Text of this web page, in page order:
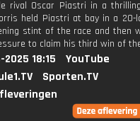
rival Oscar Piastri in a
held Piastri at bay in a 20-
stint of the race and then
to claim his third win of
18:15
YouTube
Sporten.TV